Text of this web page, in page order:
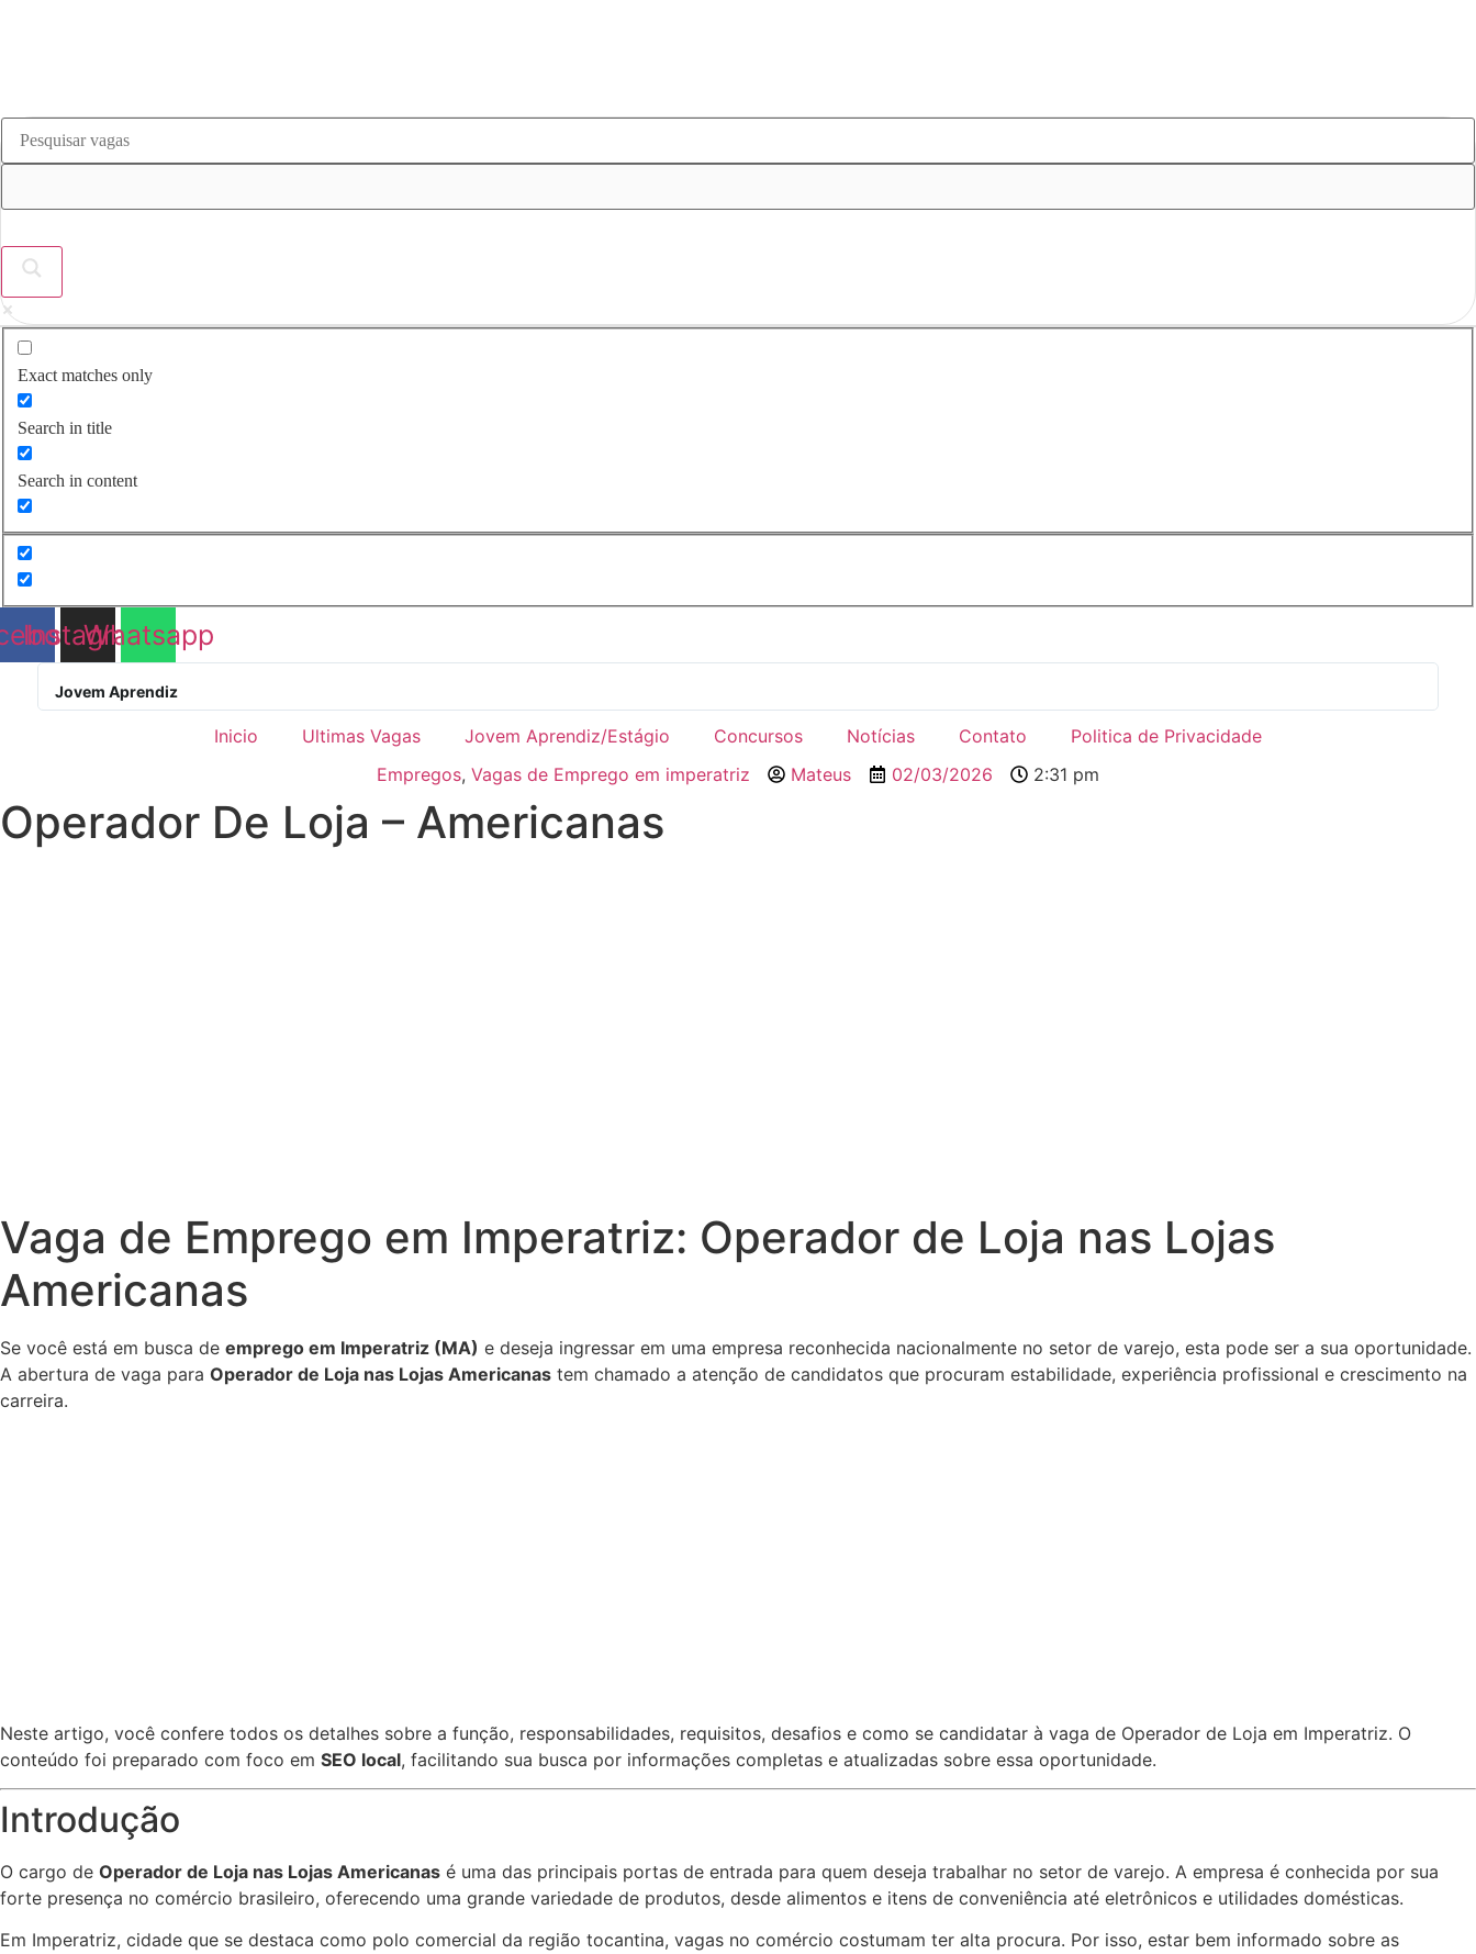
Exact matches only
Search in title
Search in content
Instagram
Whatsapp
Jovem Aprendiz
Inicio Ultimas Vagas Jovem Aprendiz/Estágio Concursos Notícias Contato
Politica de Privacidade
Empregos, Vagas de Emprego em imperatriz Mateus 02/03/2026 2:31 pm
Operador De Loja – Americanas
Vaga de Emprego em Imperatriz: Operador de Loja nas Lojas
Americanas
Se você está em busca de emprego em Imperatriz (MA) e deseja ingressar em uma empresa reconhecida nacionalmente no setor de varejo, esta pode ser a sua oportunidade.
A abertura de vaga para Operador de Loja nas Lojas Americanas tem chamado a atenção de candidatos que procuram estabilidade, experiência profissional e crescimento na
carreira.
Neste artigo, você confere todos os detalhes sobre a função, responsabilidades, requisitos, desafios e como se candidatar à vaga de Operador de Loja em Imperatriz. O
conteúdo foi preparado com foco em SEO local, facilitando sua busca por informações completas e atualizadas sobre essa oportunidade.
Introdução
O cargo de Operador de Loja nas Lojas Americanas é uma das principais portas de entrada para quem deseja trabalhar no setor de varejo. A empresa é conhecida por sua
forte presença no comércio brasileiro, oferecendo uma grande variedade de produtos, desde alimentos e itens de conveniência até eletrônicos e utilidades domésticas.
Em Imperatriz, cidade que se destaca como polo comercial da região tocantina, vagas no comércio costumam ter alta procura. Por isso, estar bem informado sobre as